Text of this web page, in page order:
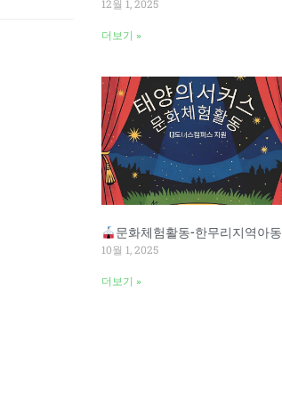
12월 1, 2025
더보기 »
문화체험활동-한무리지역아동센터
10월 1, 2025
더보기 »